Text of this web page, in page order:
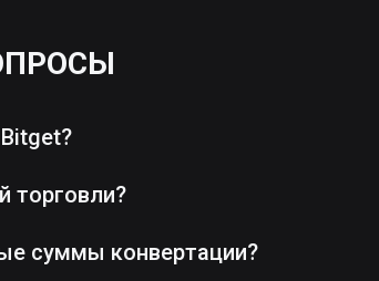
торговли?
суммы конвертации?